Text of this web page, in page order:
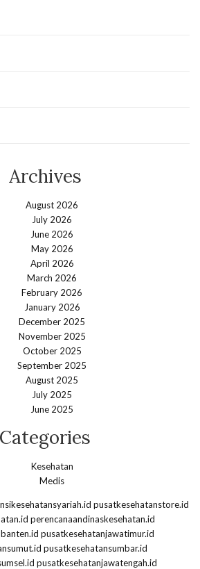
Archives
August 2026
July 2026
June 2026
May 2026
April 2026
March 2026
February 2026
January 2026
December 2025
November 2025
October 2025
September 2025
August 2025
July 2025
June 2025
Categories
Kesehatan
Medis
pusatkesehatanstore.id
perencanaandinaskesehatan.id
pusatkesehatanjawatimur.id
pusatkesehatansumbar.id
pusatkesehatanjawatengah.id